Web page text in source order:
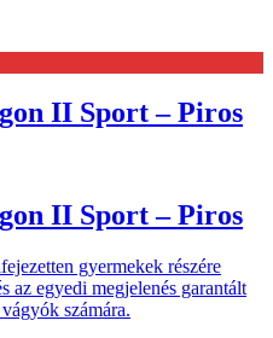
II Sport – Piros
II Sport – Piros
gyermekek részére
az egyedi megjelenés garantált
számára.